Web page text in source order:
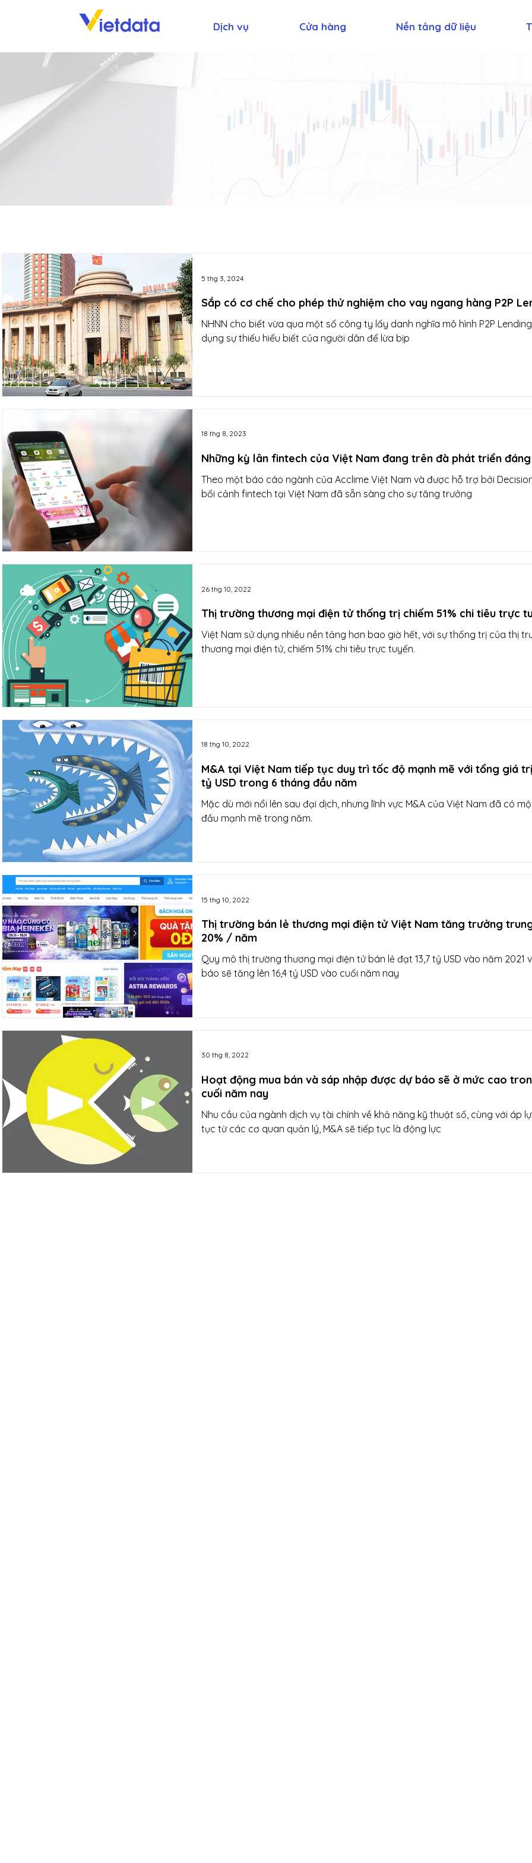
Dịch vụ Cửa hàng Nền tảng dữ liệu
Sắp có cơ chế cho phép thử nghiệm cho vay ngang hàng P2P
NHNN cho biết vừa qua một số công ty lấy danh nghĩa mô hình P2P
dụng sự thiếu hiểu biết của người dân để lừa bịp
5 thg 3, 2024
Những kỳ lân fintech của Việt Nam đang trên đà phát triển
Theo một báo cáo ngành của Acclime Việt Nam và được hỗ trợ bởi
bối cảnh fintech tại Việt Nam đã sẵn sàng cho sự tăng trưởng
18 thg 8, 2023
Thị trường thương mại điện tử thống trị chiếm 51% chi tiêu trực
Việt Nam sử dụng nhiều nền tảng hơn bao giờ hết, với sự thống trị của thị
thương mại điện tử, chiếm 51% chi tiêu trực tuyến.
26 thg 10, 2022
M&A tại Việt Nam tiếp tục duy trì tốc độ mạnh mẽ với tổng giá
tỷ USD trong 6 tháng đầu năm
Mặc dù mới nổi lên sau đại dịch, nhưng lĩnh vực M&A của Việt Nam đã có
đầu mạnh mẽ trong năm.
18 thg 10, 2022
Thị trường bán lẻ thương mại điện tử Việt Nam tăng trưởng
20% / năm
Quy mô thị trường thương mại điện tử bán lẻ đạt 13,7 tỷ USD vào năm 2021
báo sẽ tăng lên 16,4 tỷ USD vào cuối năm nay
15 thg 10, 2022
Hoạt động mua bán và sáp nhập được dự báo sẽ ở mức cao
cuối năm nay
Nhu cầu của ngành dịch vụ tài chính về khả năng kỹ thuật số, cùng với áp lực liên
tục từ các cơ quan quản lý, M&A sẽ tiếp tục là động lực
30 thg 8, 2022